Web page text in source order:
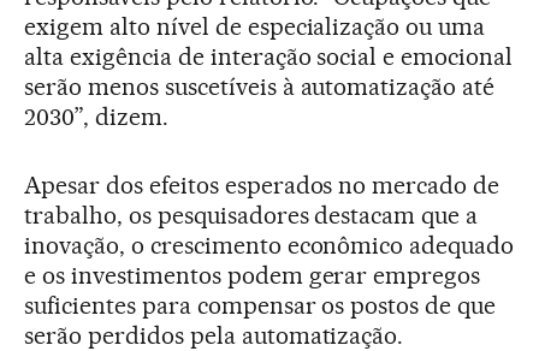
exigem alto nível de especialização ou uma
alta exigência de interação social e emocional
serão menos suscetíveis à automatização até
2030”, dizem.
Apesar dos efeitos esperados no mercado de
trabalho, os pesquisadores destacam que a
inovação, o crescimento econômico adequado
e os investimentos podem gerar empregos
suficientes para compensar os postos de que
serão perdidos pela automatização.